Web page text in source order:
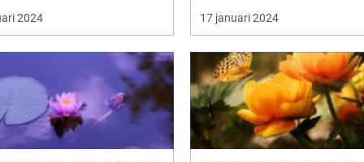
2024 17 januari 2024